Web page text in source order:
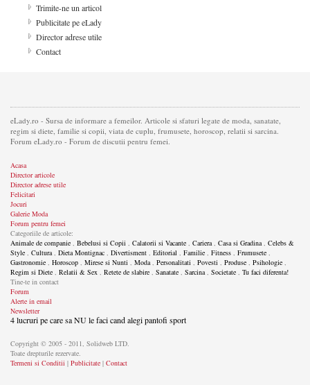
Trimite-ne un articol
Publicitate pe eLady
Director adrese utile
Contact
eLady.ro - Sursa de informare a femeilor. Articole si sfaturi legate de moda, sanatate,
regim si diete, familie si copii, viata de cuplu, frumusete, horoscop, relatii si sarcina.
Forum eLady.ro - Forum de discutii pentru femei.
Acasa
Director articole
Director adrese utile
Felicitari
Jocuri
Galerie Moda
Forum pentru femei
Categoriile de articole:
Animale de companie , Bebelusi si Copii , Calatorii si Vacante , Cariera, Casa si Gradina, Celebs &
Style , Cultura, Dieta Montignac , Divertisment , Editorial , Familie , Fitness , Frumusete ,
Gastronomie , Horoscop , Mirese si Nunti , Moda, Personalitati , Povesti , Produse , Psihologie ,
Regim si Diete , Relatii & Sex , Retete de slabire , Sanatate , Sarcina, Societate , Tu faci diferenta!
Tine-te in contact
Forum
Alerte in email
Newsletter
4 lucruri pe care sa NU le faci cand alegi pantofi sport
Copyright © 2005 - 2011, Solidweb LTD.
Toate drepturile rezervate.
Termeni si Conditii | Publicitate | Contact